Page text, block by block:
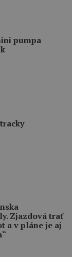
pumpa
Zjazdová trať
a v pláne je aj